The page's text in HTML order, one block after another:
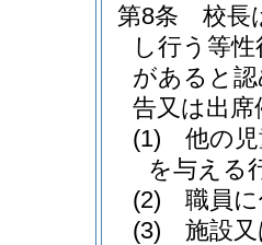
第8条
校長
し行う等
があると
告又は出
(1)
他の
を与える
(2)
職員
(3)
施設